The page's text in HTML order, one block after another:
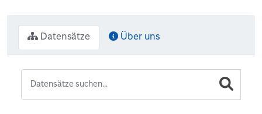
Datensätze Über uns